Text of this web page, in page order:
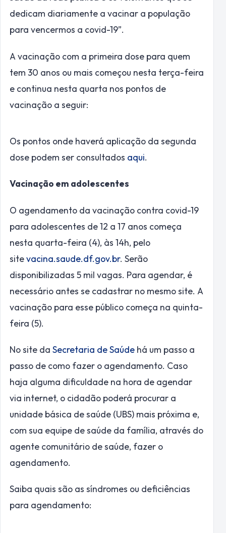
dedicam diariamente a vacinar a população
para vencermos a covid-19”.
A vacinação com a primeira dose para quem
tem 30 anos ou mais começou nesta terça-feira
e continua nesta quarta nos pontos de
vacinação a seguir:
Os pontos onde haverá aplicação da segunda
dose podem ser consultados aqui.
Vacinação em adolescentes
O agendamento da vacinação contra covid-19
para adolescentes de 12 a 17 anos começa
nesta quarta-feira (4), às 14h, pelo
sitevacina.saude.df.gov.br. Serão
disponibilizadas 5 mil vagas. Para agendar, é
necessário antes se cadastrar no mesmo site. A
vacinação para esse público começa na quinta-
feira (5).
No site da Secretaria de Saúde há um passo a
passo de como fazer o agendamento. Caso
haja alguma dificuldade na hora de agendar
via internet, o cidadão poderá procurar a
unidade básica de saúde (UBS) mais próxima e,
com sua equipe de saúde da família, através do
agente comunitário de saúde, fazer o
agendamento.
Saiba quais são as síndromes ou deficiências
para agendamento: